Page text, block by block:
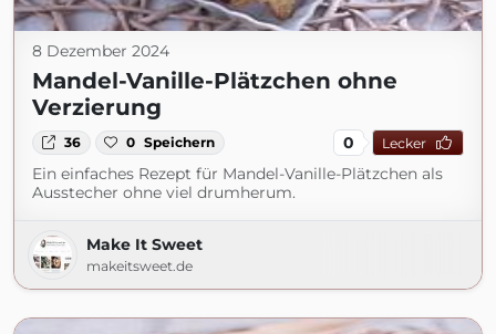
8 Dezember 2024
Mandel-Vanille-Plätzchen ohne
Verzierung
36 0 Speichern 0 Lecker
Ein einfaches Rezept für Mandel-Vanille-Plätzchen als
Ausstecher ohne viel drumherum.
Make It Sweet
makeitsweet.de